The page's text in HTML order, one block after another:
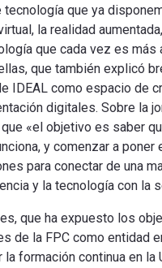
tecnología que ya
la realidad
que cada vez es más
que también explicó
IDEAL como espacio de
digitales. Sobre la
«el objetivo es saber
y comenzar a poner
para conectar de una
y la tecnología con la
que ha expuesto los
de la FPC como entidad
formación continua en la